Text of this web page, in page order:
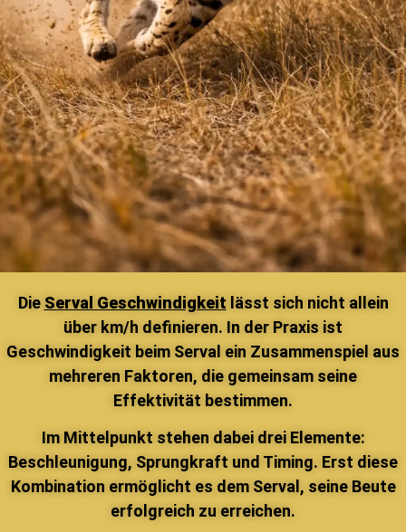
Die Serval Geschwindigkeit lässt sich nicht allein
über km/h definieren. In der Praxis ist
Geschwindigkeit beim Serval ein Zusammenspiel aus
mehreren Faktoren, die gemeinsam seine
Effektivität bestimmen.
Im Mittelpunkt stehen dabei drei Elemente:
Beschleunigung, Sprungkraft und Timing. Erst diese
Kombination ermöglicht es dem Serval, seine Beute
erfolgreich zu erreichen.